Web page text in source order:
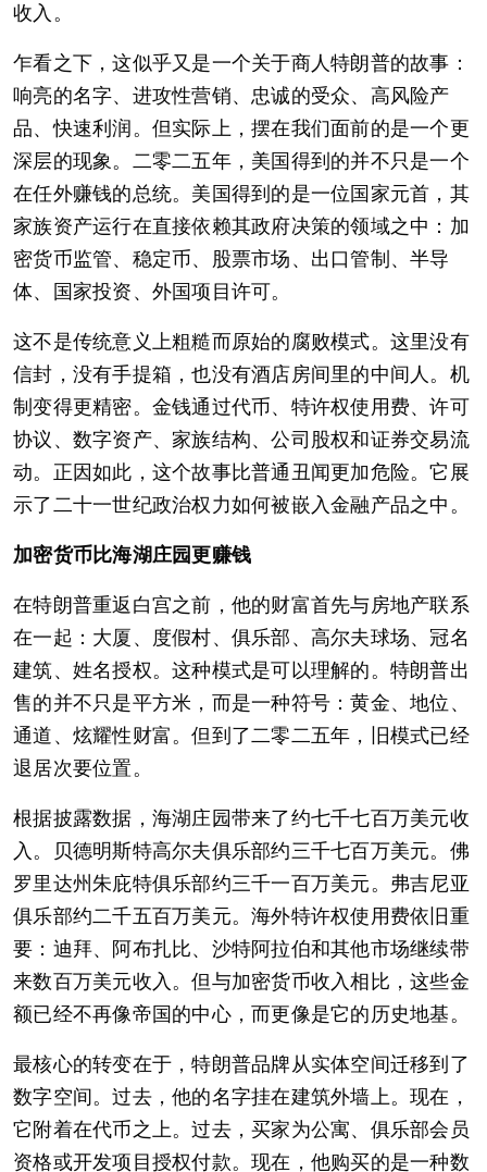
收入。
乍看之下，这似乎又是一个关于商人特朗普的故事：
响亮的名字、进攻性营销、忠诚的受众、高风险产
品、快速利润。但实际上，摆在我们面前的是一个更
深层的现象。二零二五年，美国得到的并不只是一个
在任外赚钱的总统。美国得到的是一位国家元首，其
家族资产运行在直接依赖其政府决策的领域之中：加
密货币监管、稳定币、股票市场、出口管制、半导
体、国家投资、外国项目许可。
这不是传统意义上粗糙而原始的腐败模式。这里没有
信封，没有手提箱，也没有酒店房间里的中间人。机
制变得更精密。金钱通过代币、特许权使用费、许可
协议、数字资产、家族结构、公司股权和证券交易流
动。正因如此，这个故事比普通丑闻更加危险。它展
示了二十一世纪政治权力如何被嵌入金融产品之中。
加密货币比海湖庄园更赚钱
在特朗普重返白宫之前，他的财富首先与房地产联系
在一起：大厦、度假村、俱乐部、高尔夫球场、冠名
建筑、姓名授权。这种模式是可以理解的。特朗普出
售的并不只是平方米，而是一种符号：黄金、地位、
通道、炫耀性财富。但到了二零二五年，旧模式已经
退居次要位置。
根据披露数据，海湖庄园带来了约七千七百万美元收
入。贝德明斯特高尔夫俱乐部约三千七百万美元。佛
罗里达州朱庇特俱乐部约三千一百万美元。弗吉尼亚
俱乐部约二千五百万美元。海外特许权使用费依旧重
要：迪拜、阿布扎比、沙特阿拉伯和其他市场继续带
来数百万美元收入。但与加密货币收入相比，这些金
额已经不再像帝国的中心，而更像是它的历史地基。
最核心的转变在于，特朗普品牌从实体空间迁移到了
数字空间。过去，他的名字挂在建筑外墙上。现在，
它附着在代币之上。过去，买家为公寓、俱乐部会员
资格或开发项目授权付款。现在，他购买的是一种数